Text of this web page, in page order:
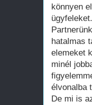
könnyen
ügyfeleket.
hatalmas
elemeket
minél
élvonalba
De mi is